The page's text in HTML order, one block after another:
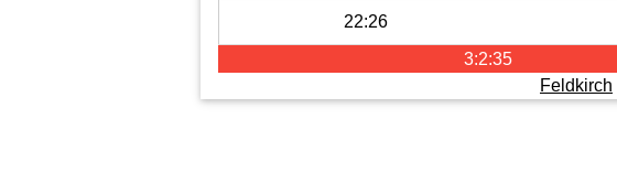
22:26
3:2:35
Feldkirch